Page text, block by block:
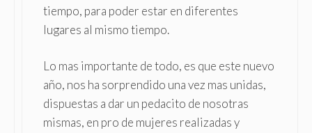
tiempo, para poder estar en diferentes
lugares al mismo tiempo.
Lo mas importante de todo, es que este nuevo
año, nos ha sorprendido una vez mas unidas,
dispuestas a dar un pedacito de nosotras
mismas, en pro de mujeres realizadas y